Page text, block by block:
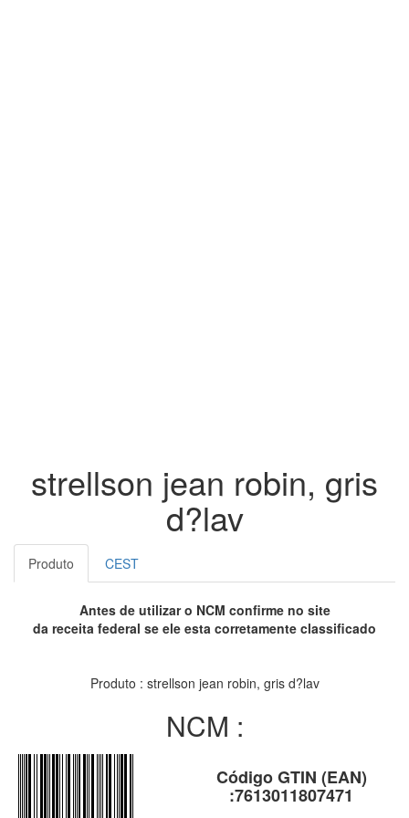
strellson jean robin, gris
d?lav
Produto CEST
Antes de utilizar o NCM confirme no site
da receita federal se ele esta corretamente classificado
Produto : strellson jean robin, gris d?lav
NCM :
Código GTIN (EAN)
:7613011807471